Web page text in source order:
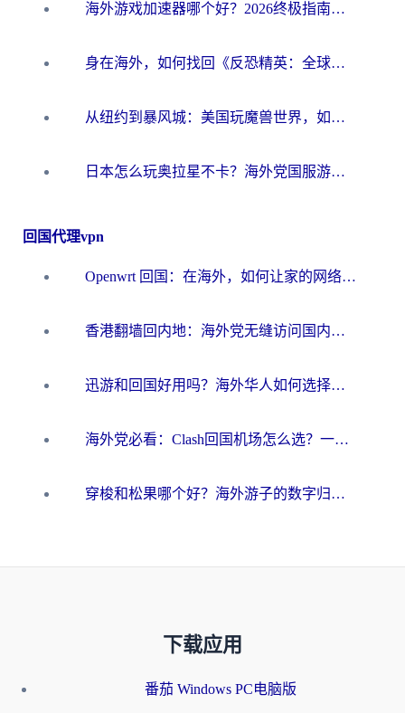
海外游戏加速器哪个好？2026终极指南帮你畅玩国服+解决卡顿难题
身在海外，如何找回《反恐精英：全球攻势》国服的丝滑手感？一份给你的终极指南
从纽约到暴风城：美国玩魔兽世界，如何找到你的最佳网络航线
日本怎么玩奥拉星不卡？海外党国服游戏加速器选择全攻略
回国代理vpn
Openwrt 回国：在海外，如何让家的网络触手可及
香港翻墙回内地：海外党无缝访问国内资源的加速器选择全攻略
迅游和回国好用吗？海外华人如何选择靠谱的回国加速器
海外党必看：Clash回国机场怎么选？一篇搞定无缝访问国内资源的全攻略
穿梭和松果哪个好？海外游子的数字归乡路，到底该怎么选
下载应用
番茄 Windows PC电脑版